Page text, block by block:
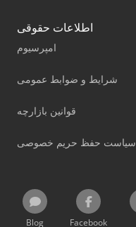
اطلاعات حقوقی
امپرسیوم
شرایط و ضوابط عمومی
قوانین بازارچه
سیاست حفظ حریم خصوصی
Blog Facebook